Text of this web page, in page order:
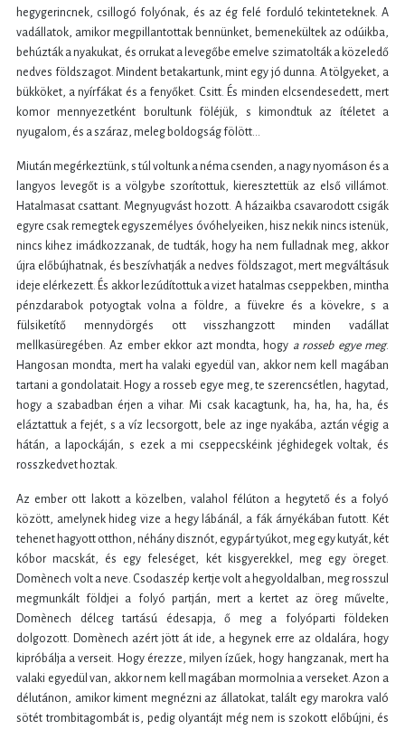
hegygerincnek, csillogó folyónak, és az ég felé forduló tekinteteknek. A
vadállatok, amikor megpillantottak bennünket, bemenekültek az odúikba,
behúzták a nyakukat, és orrukat a levegőbe emelve szimatolták a közeledő
nedves földszagot. Mindent betakartunk, mint egy jó dunna. A tölgyeket, a
bükköket, a nyírfákat és a fenyőket. Csitt. És minden elcsendesedett, mert
komor mennyezetként borultunk föléjük, s kimondtuk az ítéletet a
nyugalom, és a száraz, meleg boldogság fölött…
Miután megérkeztünk, s túl voltunk a néma csenden, a nagy nyomáson és a
langyos levegőt is a völgybe szorítottuk, kieresztettük az első villámot.
Hatalmasat csattant. Megnyugvást hozott. A házaikba csavarodott csigák
egyre csak remegtek egyszemélyes óvóhelyeiken, hisz nekik nincs istenük,
nincs kihez imádkozzanak, de tudták, hogy ha nem fulladnak meg, akkor
újra előbújhatnak, és beszívhatják a nedves földszagot, mert megváltásuk
ideje elérkezett. És akkor lezúdítottuk a vizet hatalmas cseppekben, mintha
pénzdarabok potyogtak volna a földre, a füvekre és a kövekre, s a
fülsiketítő mennydörgés ott visszhangzott minden vadállat
mellkasüregében. Az ember ekkor azt mondta, hogy a rosseb egye meg.
Hangosan mondta, mert ha valaki egyedül van, akkor nem kell magában
tartani a gondolatait. Hogy a rosseb egye meg, te szerencsétlen, hagytad,
hogy a szabadban érjen a vihar. Mi csak kacagtunk, ha, ha, ha, ha, és
eláztattuk a fejét, s a víz lecsorgott, bele az inge nyakába, aztán végig a
hátán, a lapockáján, s ezek a mi cseppecskéink jéghidegek voltak, és
rosszkedvet hoztak.
Az ember ott lakott a közelben, valahol félúton a hegytető és a folyó
között, amelynek hideg vize a hegy lábánál, a fák árnyékában futott. Két
tehenet hagyott otthon, néhány disznót, egypár tyúkot, meg egy kutyát, két
kóbor macskát, és egy feleséget, két kisgyerekkel, meg egy öreget.
Domènech volt a neve. Csodaszép kertje volt a hegyoldalban, meg rosszul
megmunkált földjei a folyó partján, mert a kertet az öreg művelte,
Domènech délceg tartású édesapja, ő meg a folyóparti földeken
dolgozott. Domènech azért jött át ide, a hegynek erre az oldalára, hogy
kipróbálja a verseit. Hogy érezze, milyen ízűek, hogy hangzanak, mert ha
valaki egyedül van, akkor nem kell magában mormolnia a verseket. Azon a
délutánon, amikor kiment megnézni az állatokat, talált egy marokra való
sötét trombitagombát is, pedig olyantájt még nem is szokott előbújni, és